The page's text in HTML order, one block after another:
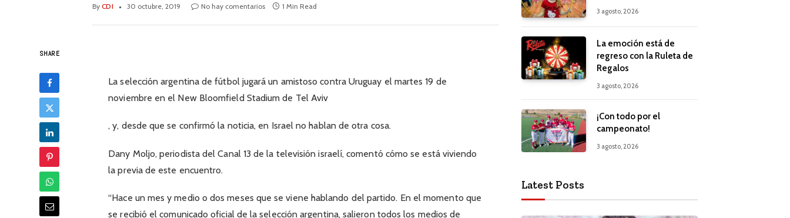
By CDI 30 octubre, 2019 No hay comentarios 1 Min Read
SHARE
La selección argentina de fútbol jugará un amistoso contra Uruguay el martes 19 de
noviembre en el New Bloomfield Stadium de Tel Aviv
, y, desde que se confirmó la noticia, en Israel no hablan de otra cosa.
Dany Moljo, periodista del Canal 13 de la televisión israelí, comentó cómo se está viviendo
la previa de este encuentro.
“Hace un mes y medio o dos meses que se viene hablando del partido. En el momento que
se recibió el comunicado oficial de la selección argentina, salieron todos los medios de
3 agosto, 2026
La emoción está de
regreso con la Ruleta de
Regalos
3 agosto, 2026
¡Con todo por el
campeonato!
3 agosto, 2026
Latest Posts